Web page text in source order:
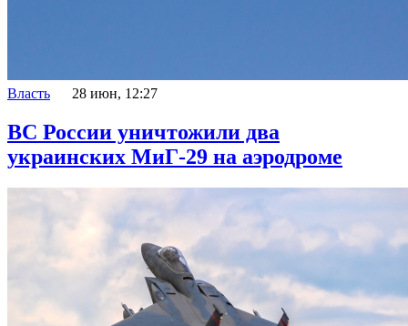
Власть 28 июн, 12:27
ВС России уничтожили два
украинских МиГ-29 на аэродроме